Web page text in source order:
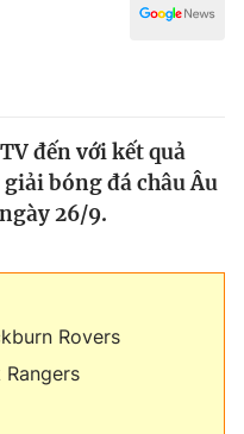
đến với kết quả
bóng đá châu Âu
26/9.
Rovers